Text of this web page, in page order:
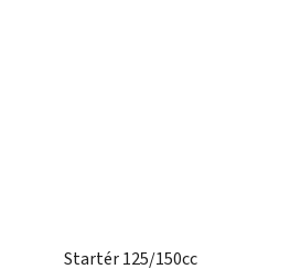
Startér 125/150cc